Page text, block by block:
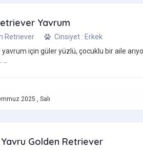
Yavrum
Retriever
Cinsiyet : Erkek
için güler yüzlü, çocuklu bir aile
2025 , Salı
Golden Retriever